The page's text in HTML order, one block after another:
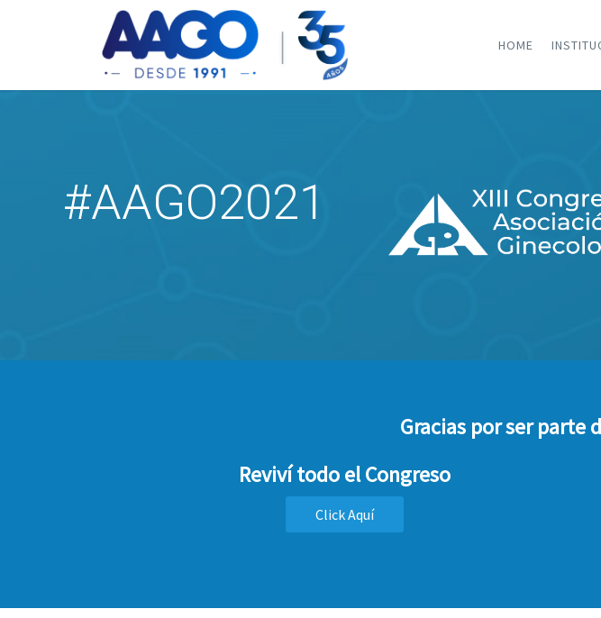
HOME
#AAGO2021
Gracias por ser parte
Reviví todo el Congreso
Click Aquí